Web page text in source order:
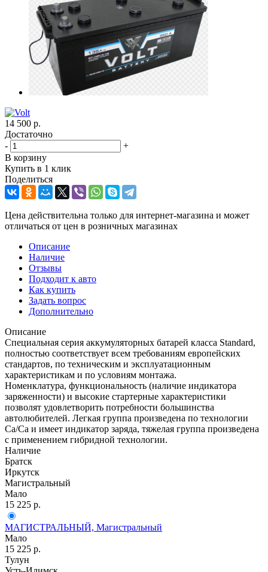
14 500 р.
Достаточно
-
+
В корзину
Купить в 1 клик
Поделиться
Цена действительна только для интернет-магазина и может
отличаться от цен в розничных магазинах
Описание
Наличие
Отзывы
Подходит к авто
Как купить
Задать вопрос
Дополнительно
Описание
Специальная серия аккумуляторных батарей класса Standard,
полностью соответствует всем требованиям европейских
стандартов, по техническим и эксплуатационным
характеристикам и по условиям монтажа.
Номенклатура, функциональность (наличие индикатора
заряженности) и высокие стартерные характеристики
позволят удовлетворить потребности большинства
автолюбителей. Легкая группа произведена по технологии
Ca/Ca и имеет индикатор заряда, тяжелая группа произведена
с применением гибридной технологии.
Наличие
Братск
Иркутск
Магистральный
Мало
15 225 р.
МАГИСТРАЛЬНЫЙ, Магистральный
Мало
15 225 р.
Тулун